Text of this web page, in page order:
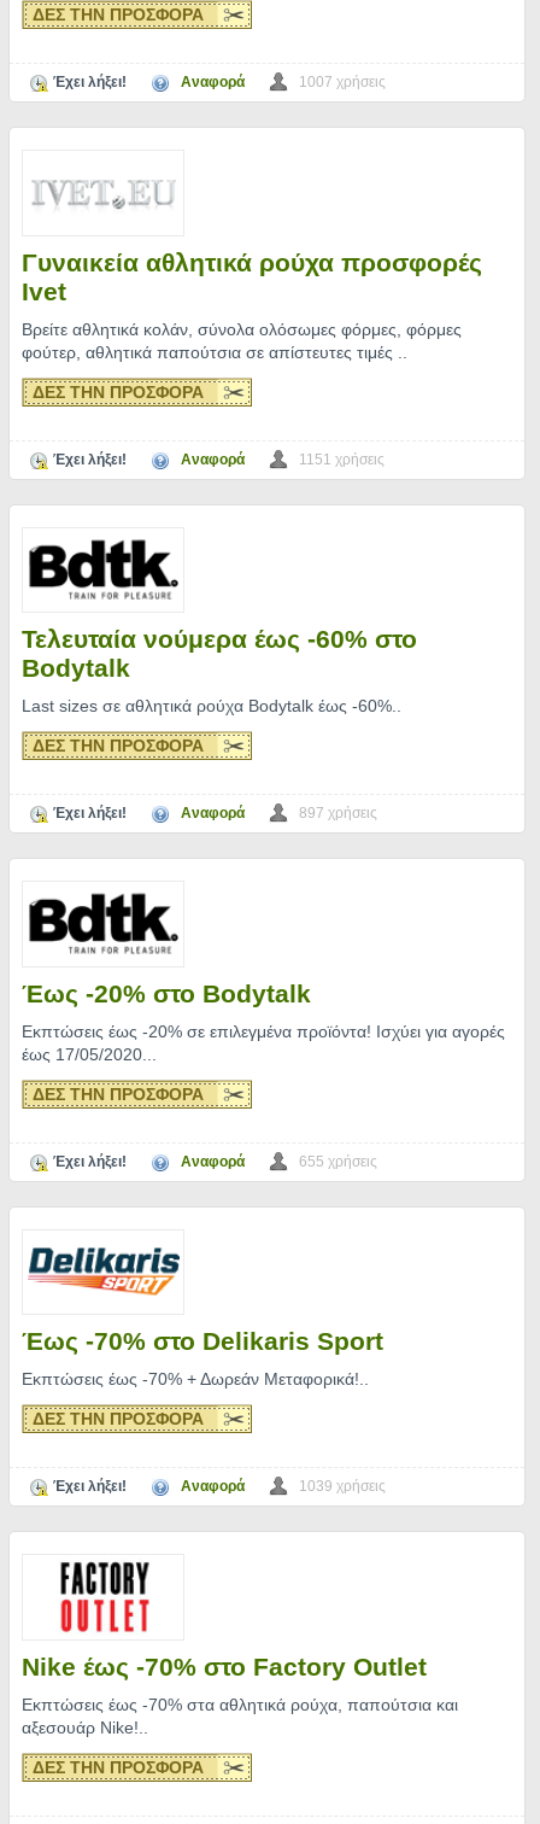
ΔΕΣ ΤΗΝ ΠΡΟΣΦΟΡΑ
Έχει λήξει! Αναφορά 1007 χρήσεις
Γυναικεία αθλητικά ρούχα προσφορές
Ivet
Βρείτε αθλητικά κολάν, σύνολα ολόσωμες φόρμες, φόρμες
φούτερ, αθλητικά παπούτσια σε απίστευτες τιμές
ΔΕΣ ΤΗΝ ΠΡΟΣΦΟΡΑ
Έχει λήξει! Αναφορά 1151 χρήσεις
Τελευταία νούμερα έως -60% στο
Bodytalk
Last sizes σε αθλητικά ρούχα Bodytalk έως -60%..
ΔΕΣ ΤΗΝ ΠΡΟΣΦΟΡΑ
Έχει λήξει! Αναφορά 897 χρήσεις
Έως -20% στο Bodytalk
Εκπτώσεις έως -20% σε επιλεγμένα προϊόντα! Ισχύει για αγορές
έως 17/05/2020.
ΔΕΣ ΤΗΝ ΠΡΟΣΦΟΡΑ
Έχει λήξει! Αναφορά 655 χρήσεις
Έως -70% στο Delikaris Sport
Εκπτώσεις έως -70% + Δωρεάν Μεταφορικά!
ΔΕΣ ΤΗΝ ΠΡΟΣΦΟΡΑ
Έχει λήξει! Αναφορά 1039 χρήσεις
Nike έως -70% στο Factory Outlet
Εκπτώσεις έως -70% στα αθλητικά ρούχα, παπούτσια και
αξεσουάρ Nike!
ΔΕΣ ΤΗΝ ΠΡΟΣΦΟΡΑ